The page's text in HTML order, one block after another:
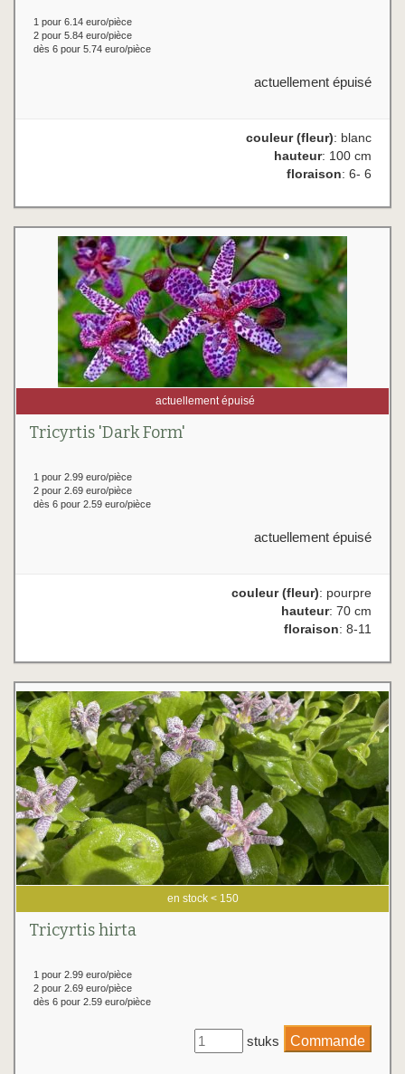
1 pour 6.14 euro/pièce
2 pour 5.84 euro/pièce
dès 6 pour 5.74 euro/pièce
actuellement épuisé
couleur (fleur): blanc
hauteur: 100 cm
floraison: 6- 6
actuellement épuisé
Tricyrtis 'Dark Form'
1 pour 2.99 euro/pièce
2 pour 2.69 euro/pièce
dès 6 pour 2.59 euro/pièce
actuellement épuisé
couleur (fleur): pourpre
hauteur: 70 cm
floraison: 8-11
en stock < 150
Tricyrtis hirta
1 pour 2.99 euro/pièce
2 pour 2.69 euro/pièce
dès 6 pour 2.59 euro/pièce
stuks